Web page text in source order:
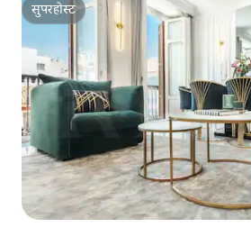
सुपरहोस्ट
सुपरहोस्ट